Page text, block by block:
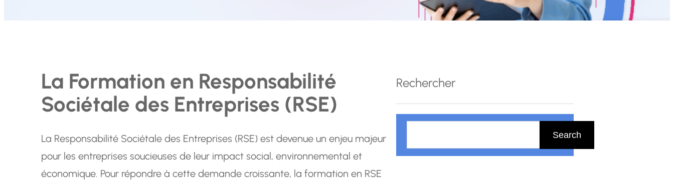
La Formation en Responsabilité
Sociétale des Entreprises (RSE)
La Responsabilité Sociétale des Entreprises (RSE) est devenue un enjeu majeur
pour les entreprises soucieuses de leur impact social, environnemental et
économique. Pour répondre à cette demande croissante, la formation en RSE
Rechercher
Search